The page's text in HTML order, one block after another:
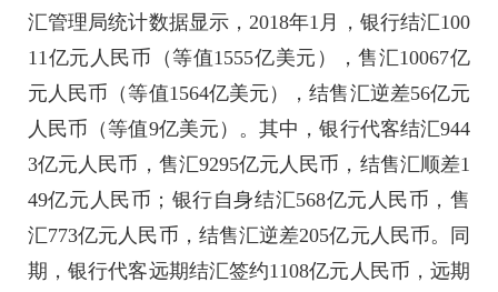
汇管理局统计数据显示，2018年1月，银行结汇100
11亿元人民币（等值1555亿美元），售汇10067亿
元人民币（等值1564亿美元），结售汇逆差56亿元
人民币（等值9亿美元）。其中，银行代客结汇944
3亿元人民币，售汇9295亿元人民币，结售汇顺差1
49亿元人民币；银行自身结汇568亿元人民币，售
汇773亿元人民币，结售汇逆差205亿元人民币。同
期，银行代客远期结汇签约1108亿元人民币，远期